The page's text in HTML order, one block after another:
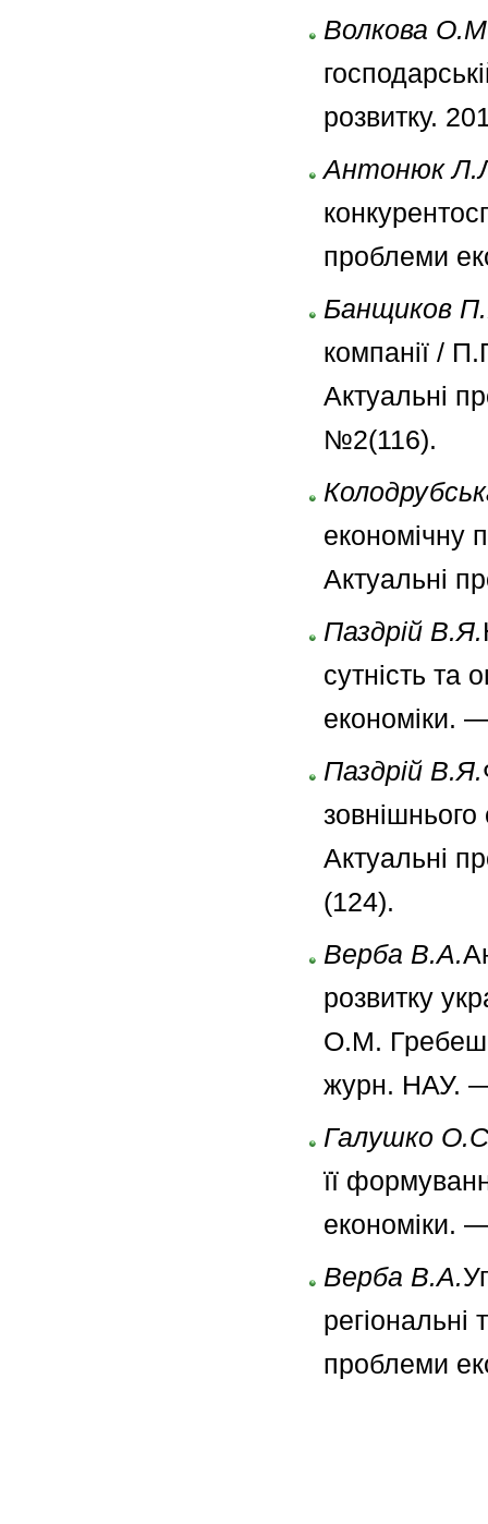
Волкова О.М
розвитку.
Антонюк
проблеми
Банщиков
компанії /
Актуальні
№2(116).
економічну
Актуальні
Паздрій В.Я.
сутність та
економіки.
Паздрій В.Я.
Актуальні
(124).
Верба В.А.
розвитку
О.М.
журн. НАУ.
Галушко
її
економіки.
Верба В.А.
проблеми